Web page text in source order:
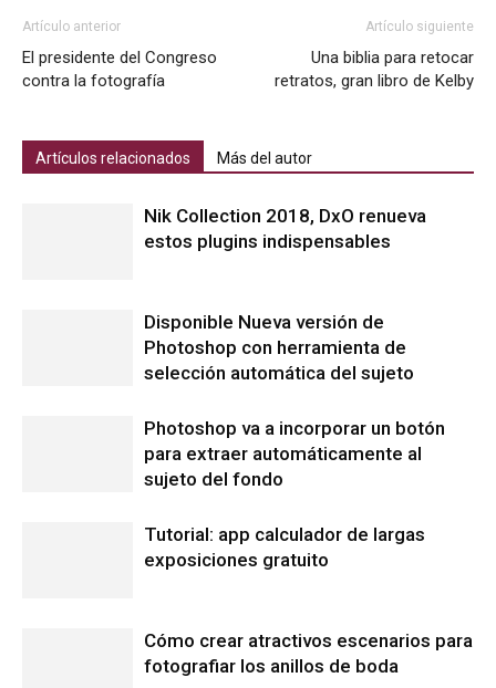
Artículo anterior
El presidente del Congreso
contra la fotografía
Artículo siguiente
Una biblia para retocar
retratos, gran libro de Kelby
Artículos relacionados Más del autor
Nik Collection 2018, DxO renueva
estos plugins indispensables
Disponible Nueva versión de
Photoshop con herramienta de
selección automática del sujeto
Photoshop va a incorporar un botón
para extraer automáticamente al
sujeto del fondo
Tutorial: app calculador de largas
exposiciones gratuito
Cómo crear atractivos escenarios para
fotografiar los anillos de boda